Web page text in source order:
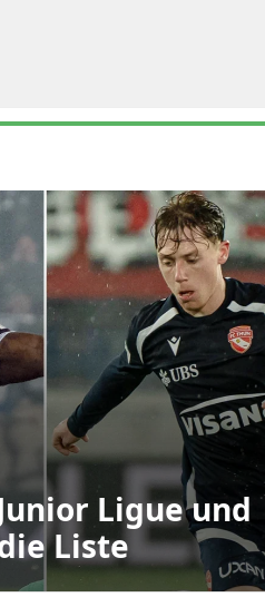
Ligue und
Liste